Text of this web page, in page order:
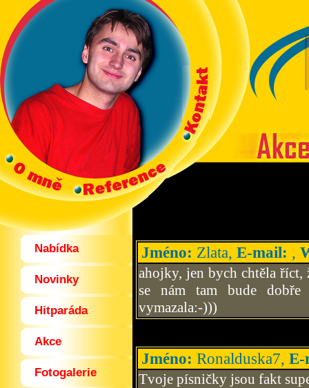
Nabídka
Novinky
Hitparáda
Akce
Fotogalerie
Jméno: Zlata, E-mail: ,
ahojky, jen bych chtěla říct,
se nám tam bude
vymazala:-)))
Jméno: Ronalduska7, E-
Tvoje písničky jsou fakt